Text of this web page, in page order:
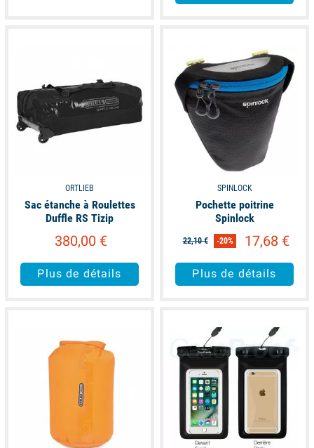
ORTLIEB
Sac étanche à Roulettes
Duffle RS Tizip
380,00 €
Plus de détails
SPINLOCK
Pochette poitrine
Spinlock
22,10 € -20% 17,68 €
Plus de détails
unavailable